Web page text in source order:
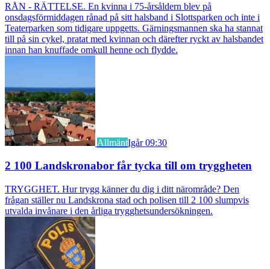
RÅN - RÄTTELSE. En kvinna i 75-årsåldern blev på
onsdagsförmiddagen rånad på sitt halsband i Slottsparken och inte i
Teaterparken som tidigare uppgetts. Gärningsmannen ska ha stannat
till på sin cykel, pratat med kvinnan och därefter ryckt av halsbandet
innan han knuffade omkull henne och flydde.
AllmäntIgår 09:30
2 100 Landskronabor får tycka till om tryggheten
TRYGGHET. Hur trygg känner du dig i ditt närområde? Den
frågan ställer nu Landskrona stad och polisen till 2 100 slumpvis
utvalda invånare i den årliga trygghetsundersökningen.